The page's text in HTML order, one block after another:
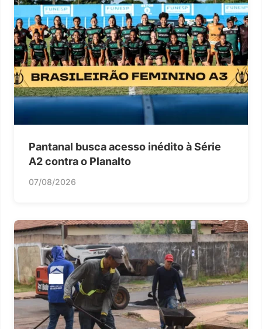
Pantanal busca acesso inédito à Série
A2 contra o Planalto
07/08/2026